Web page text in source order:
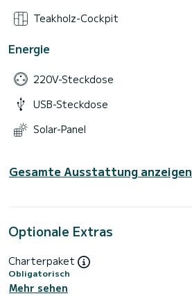
Teakholz-Cockpit
Energie
220V-Steckdose
USB-Steckdose
Solar-Panel
Gesamte Ausstattung anzeigen
Optionale Extras
Charterpaket
Obligatorisch
Mehr sehen